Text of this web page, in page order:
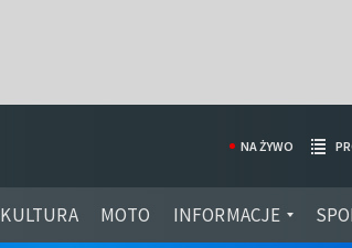
KULTURA MOTO INFORMACJE
NA ŻYWO